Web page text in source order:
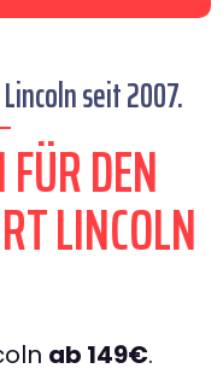
seit 2007.
DEN
LINCOLN
ab 149€.